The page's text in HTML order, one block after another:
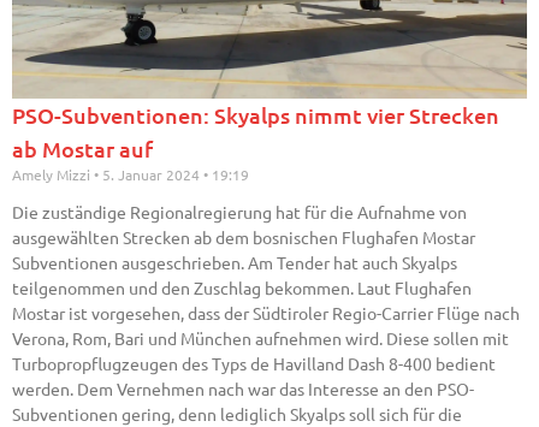
PSO-Subventionen: Skyalps nimmt vier Strecken
ab Mostar auf
Amely Mizzi 5. Januar 2024 19:19
Die zuständige Regionalregierung hat für die Aufnahme von
ausgewählten Strecken ab dem bosnischen Flughafen Mostar
Subventionen ausgeschrieben. Am Tender hat auch Skyalps
teilgenommen und den Zuschlag bekommen. Laut Flughafen
Mostar ist vorgesehen, dass der Südtiroler Regio-Carrier Flüge nach
Verona, Rom, Bari und München aufnehmen wird. Diese sollen mit
Turbopropflugzeugen des Typs de Havilland Dash 8-400 bedient
werden. Dem Vernehmen nach war das Interesse an den PSO-
Subventionen gering, denn lediglich Skyalps soll sich für die